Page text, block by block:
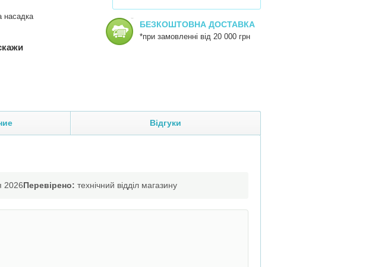
насадка
БЕЗКОШТОВНА ДОСТАВКА
*при замовленні від 20 000 грн
Відгуки
2026Перевірено: технічний відділ магазину